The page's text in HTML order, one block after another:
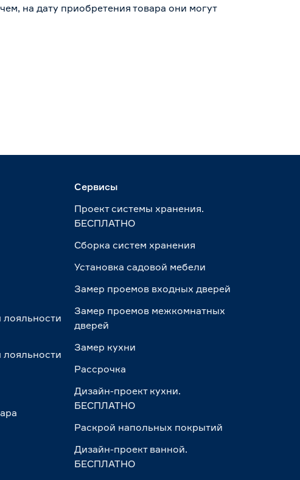
на дату приобретения товара они могут
Сервисы
Проект системы хранения.
БЕСПЛАТНО
Сборка систем хранения
Установка садовой мебели
Замер проемов входных дверей
Замер проемов межкомнатных
дверей
Замер кухни
Рассрочка
Дизайн-проект кухни.
БЕСПЛАТНО
Раскрой напольных покрытий
Дизайн-проект ванной.
БЕСПЛАТНО